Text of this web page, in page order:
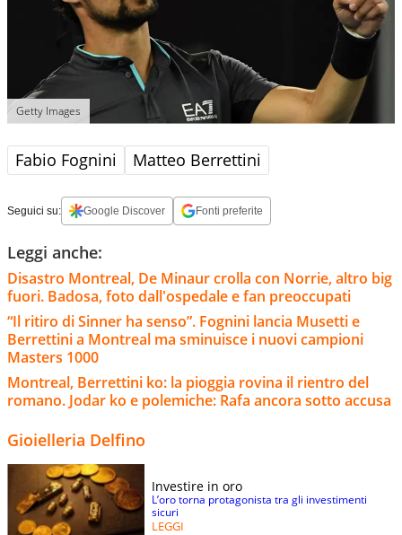
Getty Images
Fabio Fognini Matteo Berrettini
Seguici su: Google Discover Fonti preferite
Leggi anche:
Disastro Montreal, De Minaur crolla con Norrie, altro big
fuori. Badosa, foto dall'ospedale e fan preoccupati
“Il ritiro di Sinner ha senso”. Fognini lancia Musetti e
Berrettini a Montreal ma sminuisce i nuovi campioni
Masters 1000
Montreal, Berrettini ko: la pioggia rovina il rientro del
romano. Jodar ko e polemiche: Rafa ancora sotto accusa
Gioielleria Delfino
Investire in oro
L’oro torna protagonista tra gli investimenti
sicuri
LEGGI